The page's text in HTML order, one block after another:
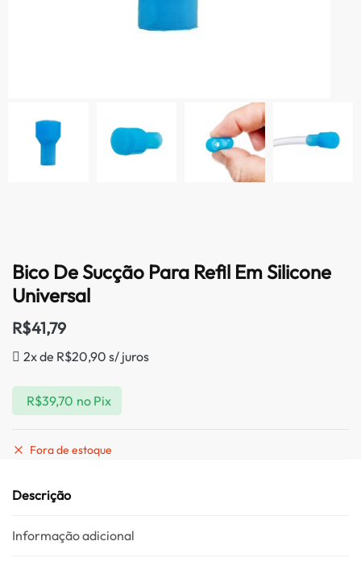
Bico De Sucção Para Refil Em Silicone
Universal
R$41,79
2x de R$20,90 s/ juros
R$39,70 no Pix
Fora de estoque
Descrição
Informação adicional